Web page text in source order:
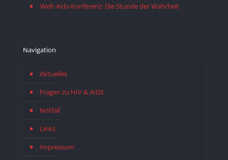
Welt-Aids-Konferenz: Die Stunde der Wahrheit
Navigation
Aktuelles
Fragen zu HIV & AIDS
Notfall
Links
Impressum